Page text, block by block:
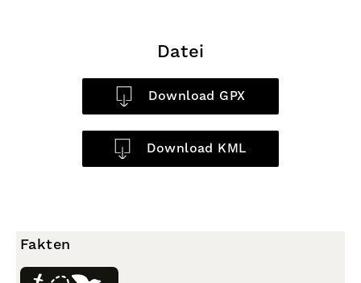
Datei
Download GPX
Download KML
Fakten